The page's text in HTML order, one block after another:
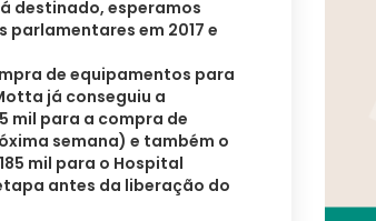
destinado, esperamos
em 2017 e
de equipamentos para
já conseguiu a
mil para a compra de
semana) e também o
mil para o Hospital
antes da liberação do